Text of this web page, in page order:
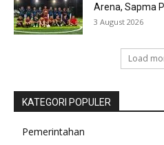
Arena, Sapma
3 August 2026
Load
KATEGORI POPULER
Pemerintahan